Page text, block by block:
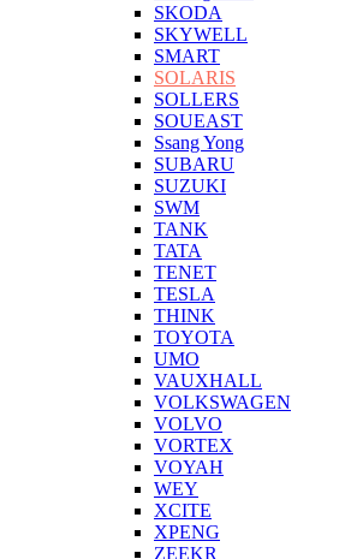
SKODA
SKYWELL
SMART
SOLARIS
SOLLERS
SOUEAST
Ssang Yong
SUBARU
SUZUKI
SWM
TANK
TATA
TENET
TESLA
THINK
TOYOTA
UMO
VAUXHALL
VOLKSWAGEN
VOLVO
VORTEX
VOYAH
WEY
XCITE
XPENG
ZEEKR